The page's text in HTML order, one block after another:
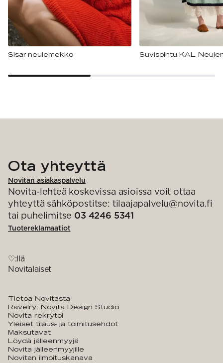
Sisar-neulemekko Suvisointu-KAL
Ota yhteyttä
Novitan asiakaspalvelu
Novita-lehteä koskevissa asioissa voit ottaa
yhteyttä sähköpostitse: tilaajapalvelu@novita.fi
tai puhelimitse 03 4246 5341
Tuotereklamaatiot
♡:llä
Novitalaiset
Tietoa Novitasta
Ravelry: Novita Design Studio
Novita rekrytoi
Yleiset tilaus- ja toimitusehdot
Maksutavat
Löydä jälleenmyyjä
Novita jälleenmyyjille
Novitan ilmoituskanava